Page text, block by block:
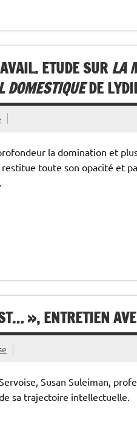
ETUDE SURLA
DOMESTIQUEDE
la domination et
toute son opacité et
», ENTRETIEN
Susan Suleiman,
sa trajectoire intellectuelle.